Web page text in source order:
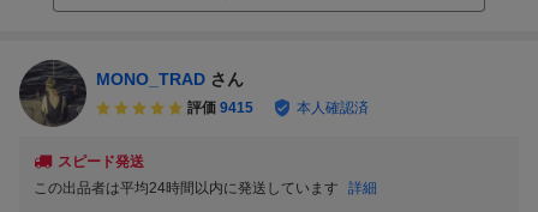
MONO_TRAD さん
評価 9415 本人確認済
スピード発送
この出品者は平均24時間以内に発送しています
詳細